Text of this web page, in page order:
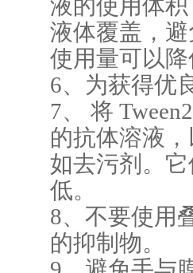
液的使用体
液体覆盖，
使用量可以
6、为获得优
7、 将
的抗体溶液
如去污剂。
低。
8、不要使用
的抑制物。